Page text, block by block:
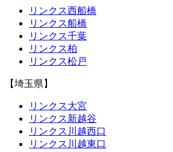
リンクス西船橋
リンクス船橋
リンクス千葉
リンクス柏
リンクス松戸
【埼玉県】
リンクス大宮
リンクス新越谷
リンクス川越西口
リンクス川越東口